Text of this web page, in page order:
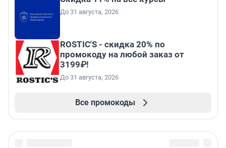
До 31 августа, 2026
ROSTIC'S - скидка 20% по
промокоду на любой заказ от
3199₽!
До 31 августа, 2026
Все промокоды